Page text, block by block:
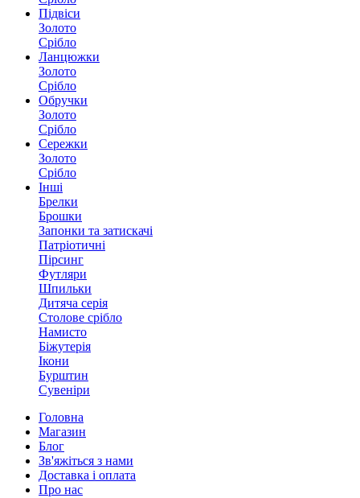
Підвіси
Золото
Срібло
Ланцюжки
Золото
Срібло
Обручки
Золото
Срібло
Сережки
Золото
Срібло
Інші
Брелки
Брошки
Запонки та затискачі
Патріотичні
Пірсинг
Футляри
Шпильки
Дитяча серія
Столове срібло
Намисто
Біжутерія
Ікони
Бурштин
Сувеніри
Головна
Магазин
Блог
Зв'яжіться з нами
Доставка і оплата
Про нас